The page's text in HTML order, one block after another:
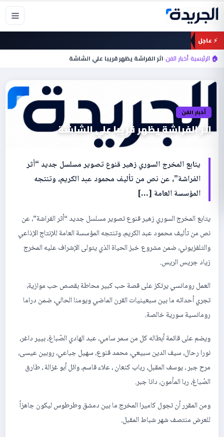
تخطي
المحتوى
⚡ عاجل
🏠 الرئيسية›أخبار الفن›اثر الفراشة يظهر قريبا علي الشاشة
أخبار الفن
اثر الفراشة يظهر قريبا علي الشاشة
يتابع المخرج السوري زهير قنوع تصوير مسلسل جديد “أثر
الفراشة”، عن نص من تأليف محمود عبد الكريم، وتنتجه
المؤسسة العامة […]
يتابع المخرج السوري زهير قنوع تصوير مسلسل جديد “أثر الفراشة”، عن
نص من تأليف محمود عبد الكريم، وتنتجه المؤسسة العامة للإنتاج الإذاعي
والتلفزيوني، ضمن مشروع خبز الحياة الذي يتولى الإشراف عليه المخرج
زياد جريس الريس.
العمل رومانسي يرتكز على قصة حب كبير محاطة بقصص حب موازية،
تجري أحداثه ما بين سبعينيات القرن الماضي ويومنا الحالي، ضمن دراما
رومانسية سورية خالصة.
ويضم على قائمة أبطاله كل من سمر سامي، عبد الهادي الصّباغ، بيير داغر،
نورا رحال، سيف الدين سبيعي، محمد قنوع، سهيل جباعي، روبين عيسى،
مرح جبر ، يوسف المقبل، رباب كنعان ، علاء قاسم، وائل أبو غزالة ، طارق
الصّباغ، ربا المأمون، دانا جبر.
ومن المقرر أن تجول كاميرا المخرج ما بين دمشق وطرطوس ليكون جاهزاً
للعرض منتصف شهر شباط المقبل.